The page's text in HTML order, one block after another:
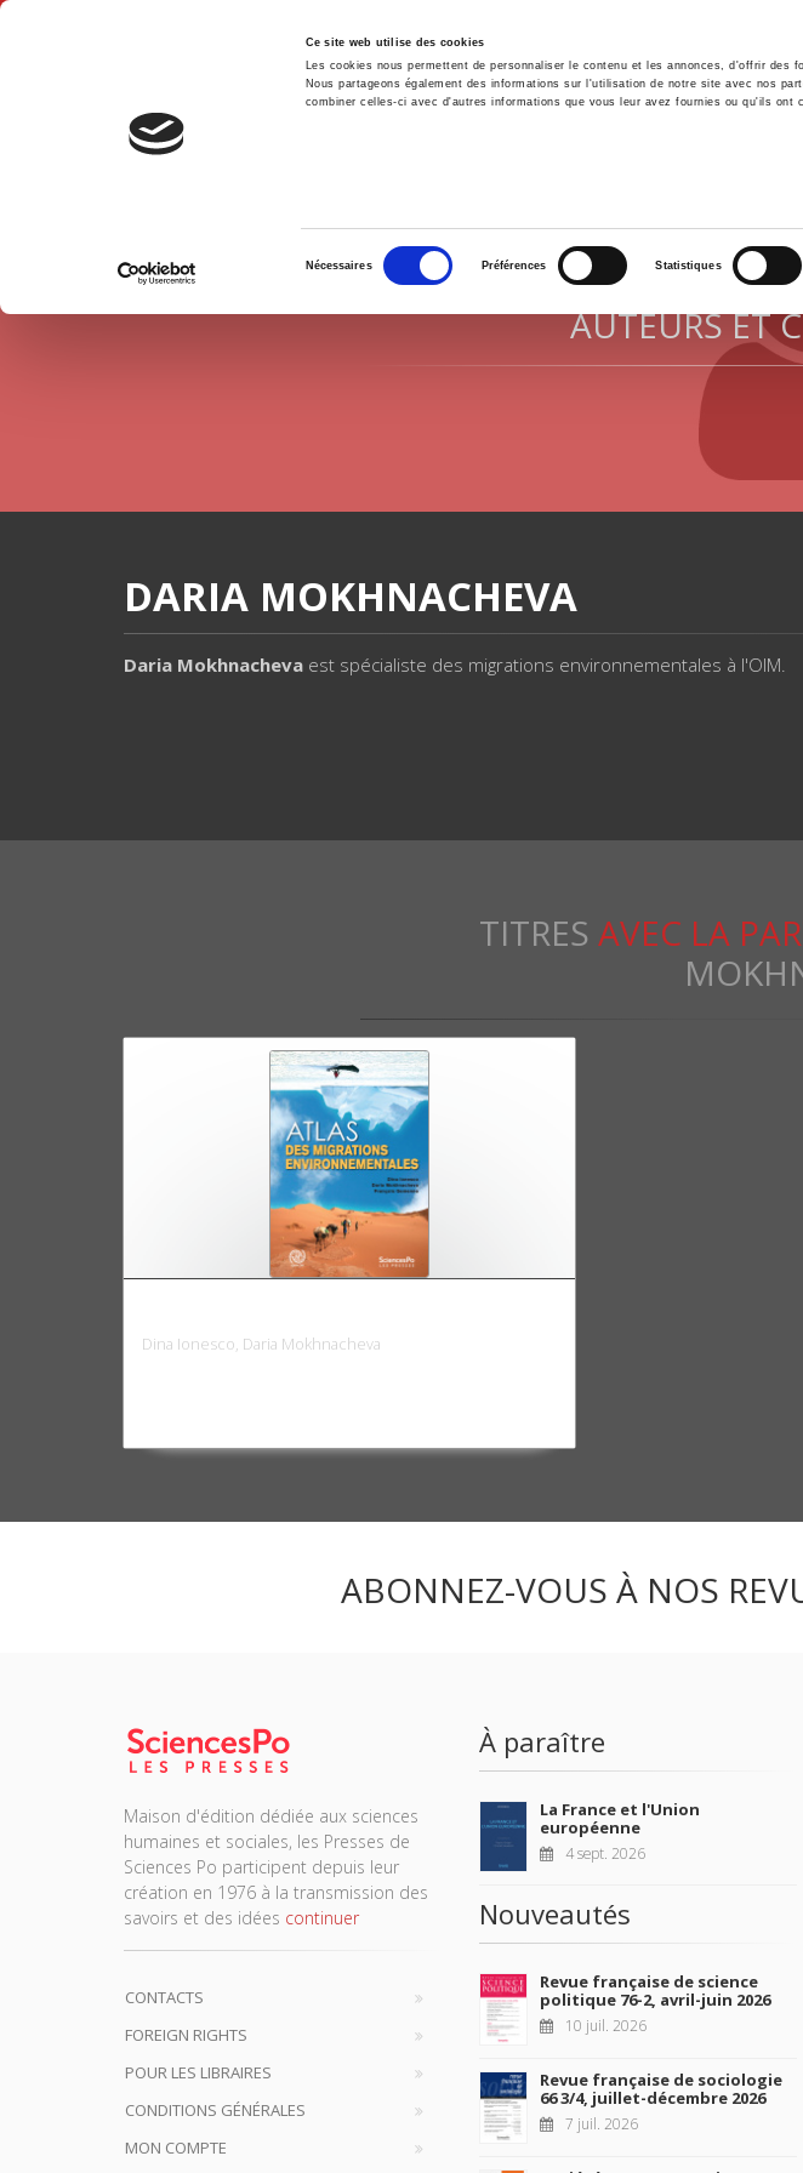
Ce site web utilise des cookies
Les cookies nous permettent de personnaliser le contenu et les annonces, d'offrir
Nous partageons également des informations sur l'utilisation de notre site avec nos
combiner celles-ci avec d'autres informations que vous leur avez fournies ou qu'ils
consentement
Nécessaires Préférences Statistiques
Accueil Environnement
AUTEURS ET
DARIA MOKHNACHEVA
Daria Mokhnacheva est spécialiste des migrations environnementales à l'OIM.
TITRES AVEC LA
Dina Ionesco, Daria Mokhnacheva
ABONNEZ-VOUS À NOS
Maison d'édition dédiée aux sciences
humaines et sociales, les Presses de
Sciences Po participent depuis leur
création en 1976 à la transmission des
savoirs et des idées continuer
CONTACTS
FOREIGN RIGHTS
POUR LES LIBRAIRES
CONDITIONS GÉNÉRALES
MON COMPTE
À paraître
La France et l'Union
européenne
4 sept. 2026
Nouveautés
Revue française de science
politique 76-2, avril-juin 2026
10 juil. 2026
Revue française de sociologie
66 3/4, juillet-décembre 2026
7 juil. 2026